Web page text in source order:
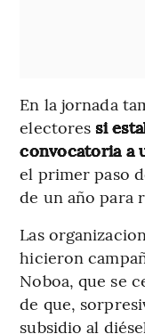
En la jornada
electoressi
convocatoria a
el primer paso
de un año para
Las
hicieron
Noboa, que se
de que,
subsidio al